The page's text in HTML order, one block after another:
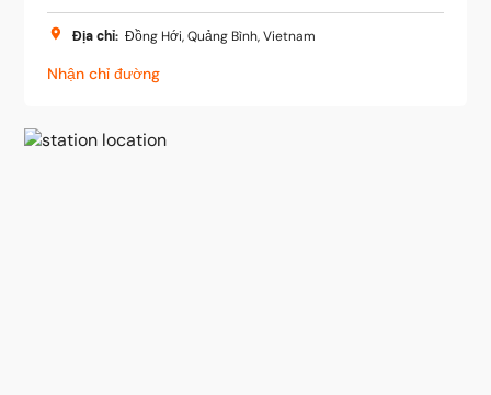
Địa chỉ: Đồng Hới, Quảng Bình, Vietnam
Nhận chỉ đường